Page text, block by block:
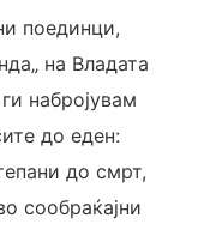
поединци,
на Владата
набројувам
до еден:
до смрт,
сообраќајни